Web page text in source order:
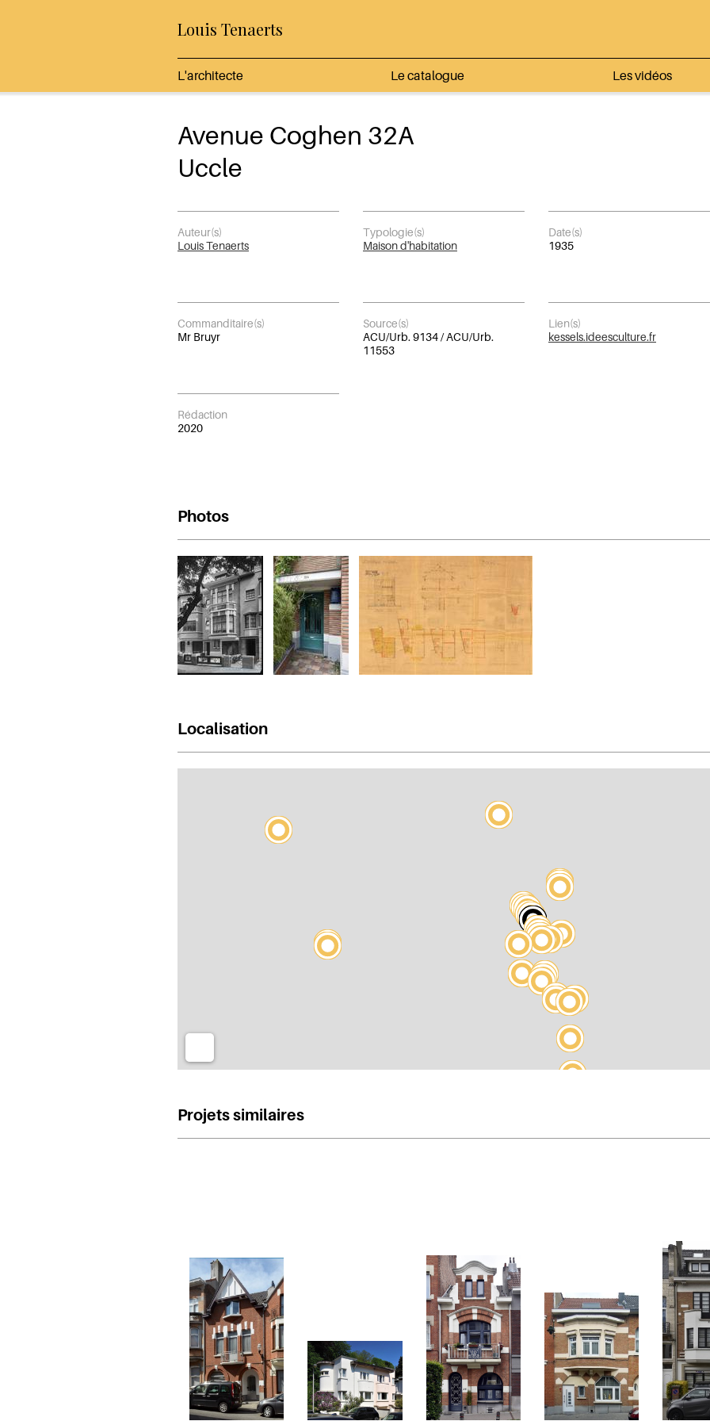
Louis Tenaerts
L'architecte Le catalogue Les vidéos
Avenue Coghen 32A
Uccle
Auteur(s)
Louis Tenaerts
Typologie(s)
Maison d'habitation
Date(s)
1935
Commanditaire(s)
Mr Bruyr
Source(s)
ACU/Urb. 9134 / ACU/Urb.
11553
Lien(s)
kessels.ideesculture.fr
Rédaction
2020
Photos
Localisation
Projets similaires